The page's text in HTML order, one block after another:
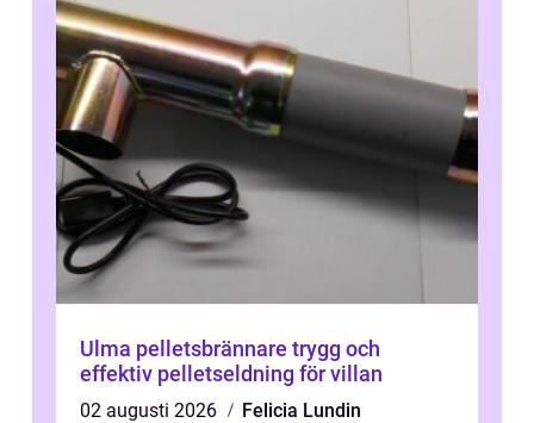
Ulma pelletsbrännare trygg och
effektiv pelletseldning för villan
02 augusti 2026
Felicia Lundin